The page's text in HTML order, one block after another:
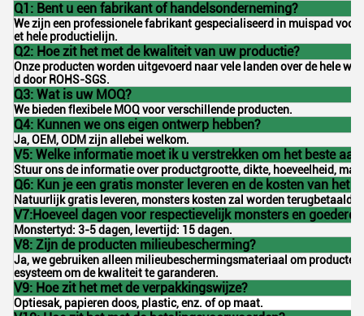
Q1: Bent u een fabrikant of handelsonderneming?
We zijn een professionele fabrikant gespecialiseerd in muispad voor
et hele productielijn.
Q2: Hoe zit het met de kwaliteit van uw productie?
Onze producten worden uitgevoerd naar vele landen over de hele
d door ROHS-SGS.
Q3: Wat is uw MOQ?
We bieden flexibele MOQ voor verschillende producten.
Q4: Kunnen we ons eigen ontwerp hebben?
Ja, OEM, ODM zijn allebei welkom.
V5: Welke informatie moet ik u verstrekken om het beste
Stuur ons de informatie over productgrootte, dikte, hoeveelheid,
Q6: Kun je een gratis monster leveren en de kosten van het
Natuurlijk gratis leveren, monsters kosten zal worden terugbetaald
V7:Hoeveel dagen voor respectievelijk monsters en
Monstertyd: 3-5 dagen, levertijd: 15 dagen.
V8: Zijn de producten milieubescherming?
Ja, we gebruiken alleen milieubeschermingsmateriaal om
esysteem om de kwaliteit te garanderen.
V9: Hoe zit het met de verpakkingswijze?
Optiesak, papieren doos, plastic, enz. of op maat.